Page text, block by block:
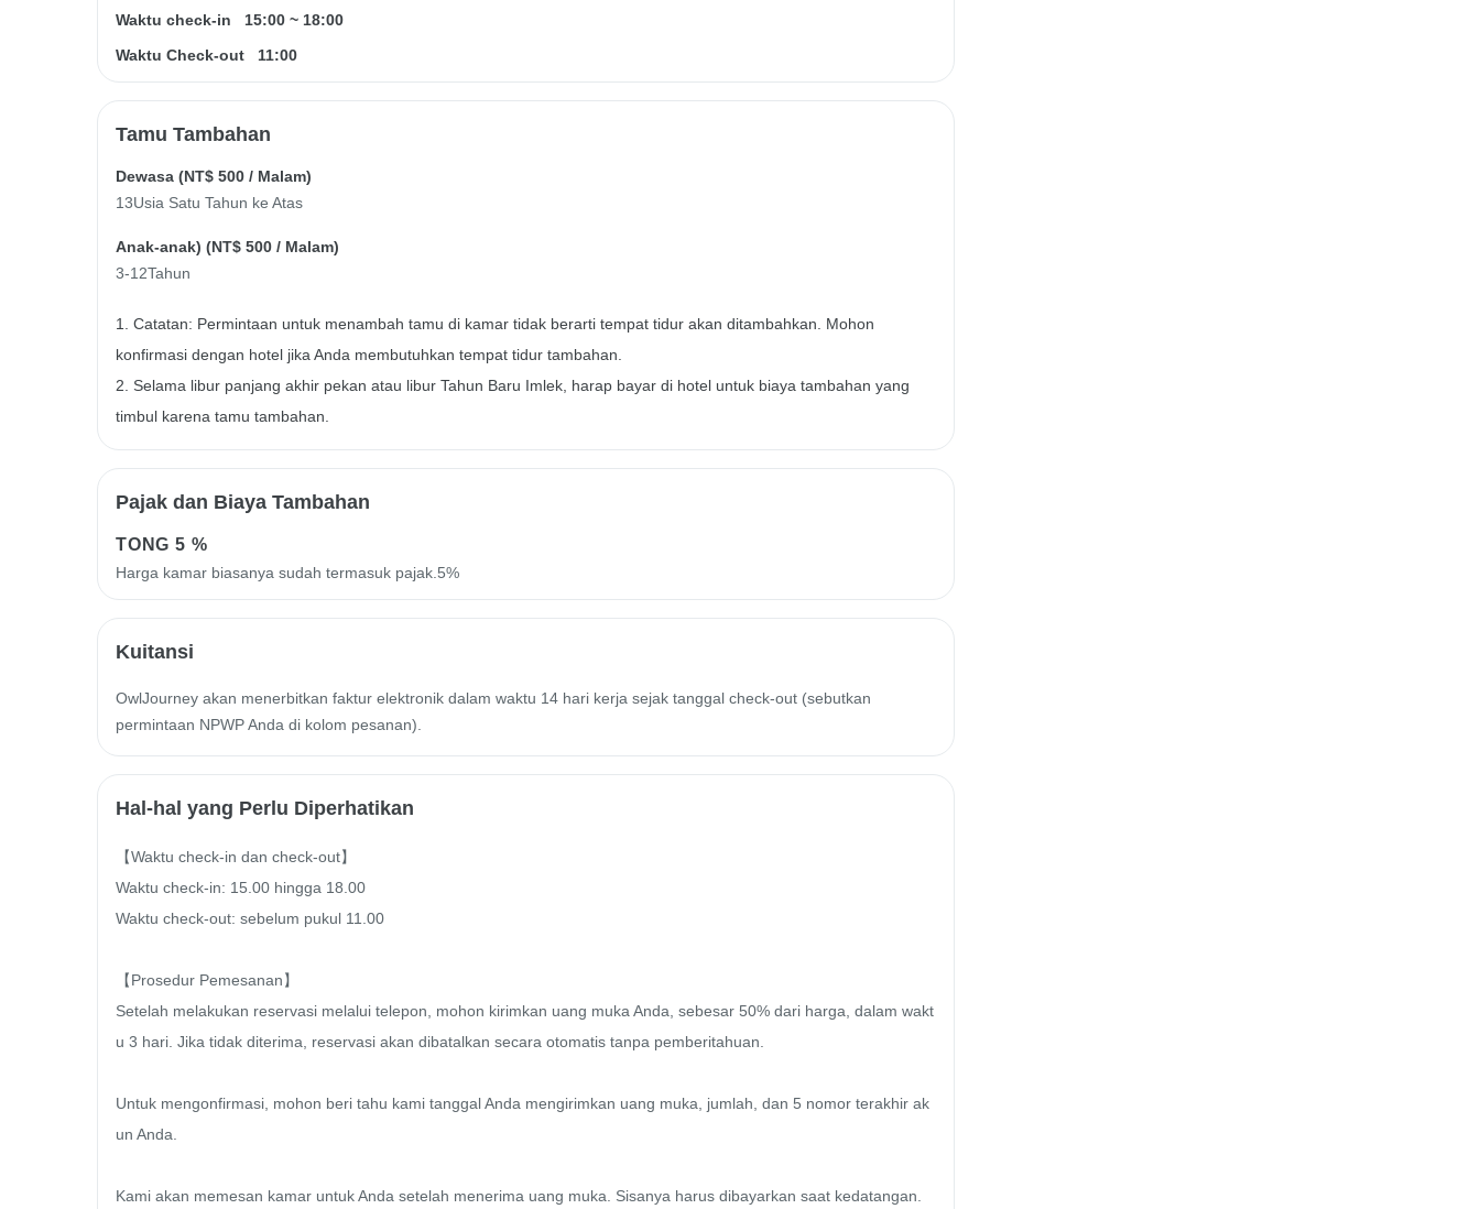
Waktu check-in 15:00 ~ 18:00
Waktu Check-out
11:00
Tamu Tambahan
Dewasa (NT$ 500 / Malam)
13Usia Satu Tahun ke Atas
Anak-anak) (NT$ 500 / Malam)
3-12Tahun
1. Catatan: Permintaan untuk menambah tamu di kamar tidak berarti tempat tidur akan ditambahkan. Mohon
konfirmasi dengan hotel jika Anda membutuhkan tempat tidur tambahan.
2. Selama libur panjang akhir pekan atau libur Tahun Baru Imlek, harap bayar di hotel untuk biaya tambahan yang
timbul karena tamu tambahan.
Pajak dan Biaya Tambahan
TONG 5 %
Harga kamar biasanya sudah termasuk pajak.5%
Kuitansi
OwlJourney akan menerbitkan faktur elektronik dalam waktu 14 hari kerja sejak tanggal check-out (sebutkan
permintaan NPWP Anda di kolom pesanan).
Hal-hal yang Perlu Diperhatikan
【Waktu check-in dan check-out】
Waktu check-in: 15.00 hingga 18.00
Waktu check-out: sebelum pukul 11.00
【Prosedur Pemesanan】
Setelah melakukan reservasi melalui telepon, mohon kirimkan uang muka Anda, sebesar 50% dari harga, dalam wakt
u 3 hari. Jika tidak diterima, reservasi akan dibatalkan secara otomatis tanpa pemberitahuan.
Untuk mengonfirmasi, mohon beri tahu kami tanggal Anda mengirimkan uang muka, jumlah, dan 5 nomor terakhir ak
un Anda.
Kami akan memesan kamar untuk Anda setelah menerima uang muka. Sisanya harus dibayarkan saat kedatangan.